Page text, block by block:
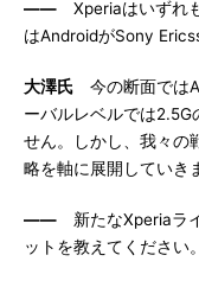
―― Xperiaはいずれ
はAndroidがSony
大澤氏 今の断面では
ーバルレベルでは2.5G
せん。しかし、我々の
略を軸に展開していき
―― 新たなXperiaラ
ットを教えてください。